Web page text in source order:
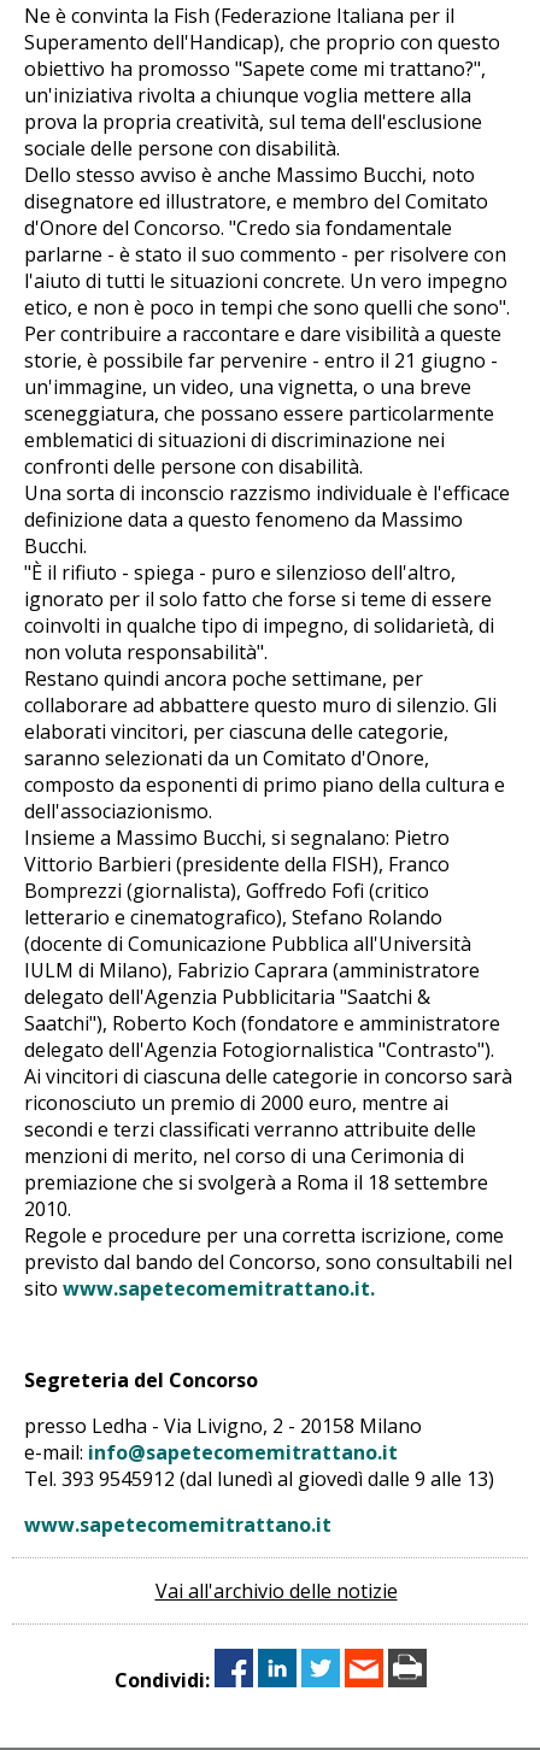
Ne è convinta la Fish (Federazione Italiana per il
Superamento dell'Handicap), che proprio con questo
obiettivo ha promosso "Sapete come mi trattano?",
un'iniziativa rivolta a chiunque voglia mettere alla
prova la propria creatività, sul tema dell'esclusione
sociale delle persone con disabilità.
Dello stesso avviso è anche Massimo Bucchi, noto
disegnatore ed illustratore, e membro del Comitato
d'Onore del Concorso. "Credo sia fondamentale
parlarne - è stato il suo commento - per risolvere con
l'aiuto di tutti le situazioni concrete. Un vero impegno
etico, e non è poco in tempi che sono quelli che sono".
Per contribuire a raccontare e dare visibilità a queste
storie, è possibile far pervenire - entro il 21 giugno -
un'immagine, un video, una vignetta, o una breve
sceneggiatura, che possano essere particolarmente
emblematici di situazioni di discriminazione nei
confronti delle persone con disabilità.
Una sorta di inconscio razzismo individuale è l'efficace
definizione data a questo fenomeno da Massimo
Bucchi.
"È il rifiuto - spiega - puro e silenzioso dell'altro,
ignorato per il solo fatto che forse si teme di essere
coinvolti in qualche tipo di impegno, di solidarietà, di
non voluta responsabilità".
Restano quindi ancora poche settimane, per
collaborare ad abbattere questo muro di silenzio. Gli
elaborati vincitori, per ciascuna delle categorie,
saranno selezionati da un Comitato d'Onore,
composto da esponenti di primo piano della cultura e
dell'associazionismo.
Insieme a Massimo Bucchi, si segnalano: Pietro
Vittorio Barbieri (presidente della FISH), Franco
Bomprezzi (giornalista), Goffredo Fofi (critico
letterario e cinematografico), Stefano Rolando
(docente di Comunicazione Pubblica all'Università
IULM di Milano), Fabrizio Caprara (amministratore
delegato dell'Agenzia Pubblicitaria "Saatchi &
Saatchi"), Roberto Koch (fondatore e amministratore
delegato dell'Agenzia Fotogiornalistica "Contrasto").
Ai vincitori di ciascuna delle categorie in concorso sarà
riconosciuto un premio di 2000 euro, mentre ai
secondi e terzi classificati verranno attribuite delle
menzioni di merito, nel corso di una Cerimonia di
premiazione che si svolgerà a Roma il 18 settembre
2010.
Regole e procedure per una corretta iscrizione, come
previsto dal bando del Concorso, sono consultabili nel
sito www.sapetecomemitrattano.it.
Segreteria del Concorso
presso Ledha - Via Livigno, 2 - 20158 Milano
e-mail: info@sapetecomemitrattano.it
Tel. 393 9545912 (dal lunedì al giovedì dalle 9 alle 13)
www.sapetecomemitrattano.it
Vai all'archivio delle notizie
Condividi: